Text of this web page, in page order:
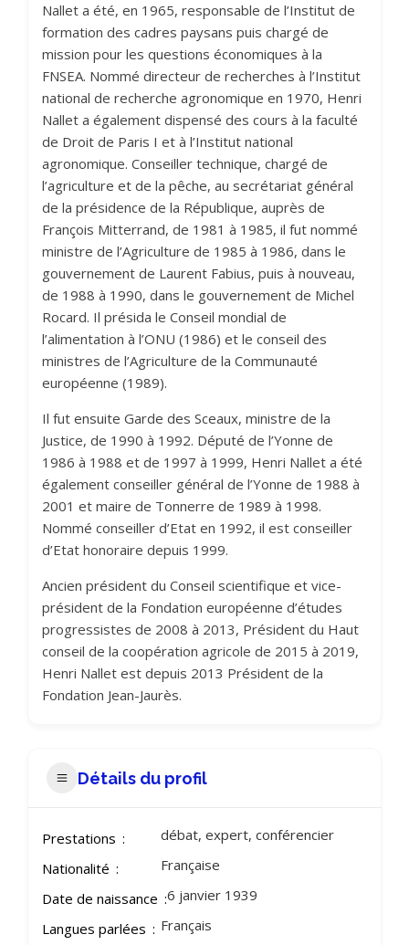
Nallet a été, en 1965, responsable de l’Institut de
formation des cadres paysans puis chargé de
mission pour les questions économiques à la
FNSEA. Nommé directeur de recherches à l’Institut
national de recherche agronomique en 1970, Henri
Nallet a également dispensé des cours à la faculté
de Droit de Paris I et à l’Institut national
agronomique. Conseiller technique, chargé de
l’agriculture et de la pêche, au secrétariat général
de la présidence de la République, auprès de
François Mitterrand, de 1981 à 1985, il fut nommé
ministre de l’Agriculture de 1985 à 1986, dans le
gouvernement de Laurent Fabius, puis à nouveau,
de 1988 à 1990, dans le gouvernement de Michel
Rocard. Il présida le Conseil mondial de
l’alimentation à l’ONU (1986) et le conseil des
ministres de l’Agriculture de la Communauté
européenne (1989).
Il fut ensuite Garde des Sceaux, ministre de la
Justice, de 1990 à 1992. Député de l’Yonne de
1986 à 1988 et de 1997 à 1999, Henri Nallet a été
également conseiller général de l’Yonne de 1988 à
2001 et maire de Tonnerre de 1989 à 1998.
Nommé conseiller d’Etat en 1992, il est conseiller
d’Etat honoraire depuis 1999.
Ancien président du Conseil scientifique et vice-
président de la Fondation européenne d’études
progressistes de 2008 à 2013, Président du Haut
conseil de la coopération agricole de 2015 à 2019,
Henri Nallet est depuis 2013 Président de la
Fondation Jean-Jaurès.
Détails du profil
Prestations
débat, expert, conférencier
Nationalité
Française
Date de naissance 6 janvier 1939
Langues parlées
Français